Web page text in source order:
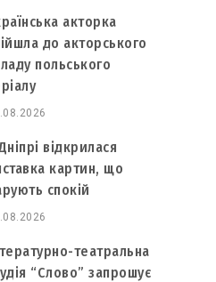
акторка
до акторського
польського
відкрилася
картин, що
спокій
театральна
“Слово” запрошує